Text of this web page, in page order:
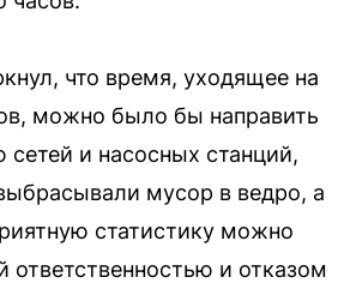
что время, уходящее на
можно было бы направить
и насосных станций,
мусор в ведро, а
статистику можно
ответственностью и отказом